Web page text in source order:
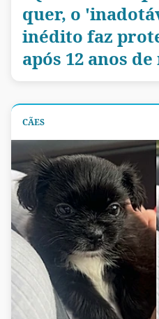
quer, o
inédito faz
após 12 anos
CÃES